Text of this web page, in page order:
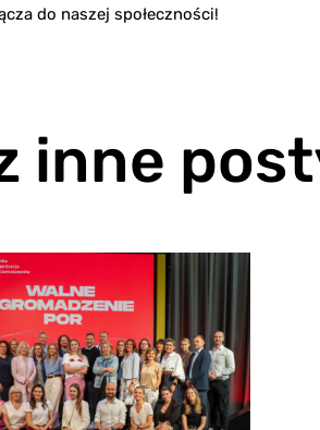
do naszej społeczności!
inne